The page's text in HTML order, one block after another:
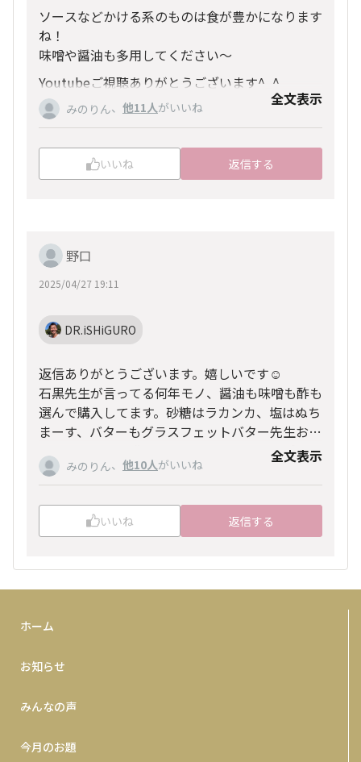
ソースなどかける系のものは食が豊かになります
ね！
味噌や醤油も多用してください〜
Youtubeご視聴ありがとうございます^_^
みのりん、 他11人がいいね 全文表示
いいね 返信する
野口
2025/04/27 19:11
DR.iSHiGURO
返信ありがとうございます。嬉しいです☺️
石黒先生が言ってる何年モノ、醤油も味噌も酢も
選んで購入してます。砂糖はラカンカ、塩はぬち
まーす、バターもグラスフェットバター先生おす
すめのサイトで購入。教えてもらった物は試して
ます。即席味噌汁も先生が使ってるって言ってた
のを買いました。全て自分の為ですもんね。やっ
てる事で子供達の意識も変わってきました。
またオススメ教えてください。
みのりん、 他10人がいいね 全文表示
いいね 返信する
ホーム
お知らせ
みんなの声
今月のお題